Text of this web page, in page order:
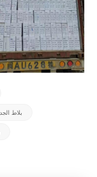
بلاط